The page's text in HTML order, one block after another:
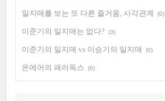
일지매를 보는 또 다른 즐거움, 사각관계 (0)
이준기의 일지매는 없다? (3)
이준기의 일지매 vs 이승기의 일지매 (0)
온에어의 패러독스 (0)